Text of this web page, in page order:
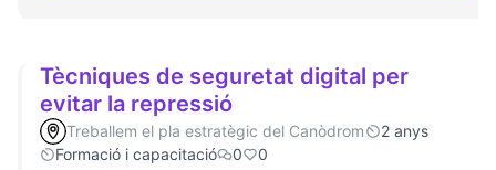
Tècniques de seguretat digital per
evitar la repressió
Treballem el pla estratègic del Canòdrom
2 anys
Formació i capacitació
0 0